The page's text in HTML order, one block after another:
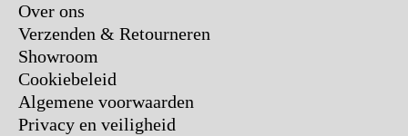
Over ons
Verzenden & Retourneren
Showroom
Cookiebeleid
Algemene voorwaarden
Privacy en veiligheid